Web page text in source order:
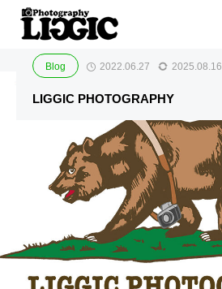
Blog Blog
Blog 2022.06.27 2025.08.16
LIGGIC PHOTOGRAPHY